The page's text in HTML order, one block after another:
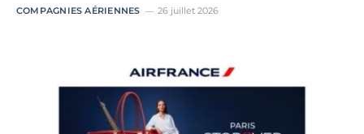
COMPAGNIES AÉRIENNES 26 juillet 2026